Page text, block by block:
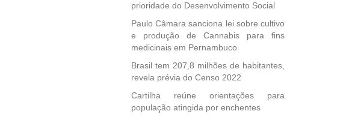
prioridade do Desenvolvimento Social
Paulo Câmara sanciona lei sobre cultivo
e produção de Cannabis para fins
medicinais em Pernambuco
Brasil tem 207,8 milhões de habitantes,
revela prévia do Censo 2022
Cartilha reúne orientações para
população atingida por enchentes